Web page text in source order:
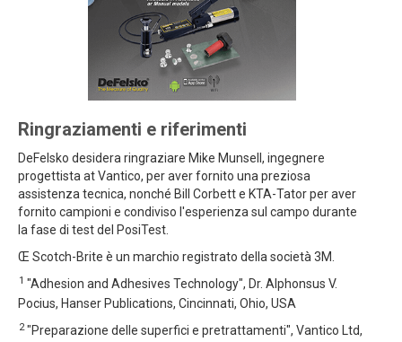
Ringraziamenti e riferimenti
DeFelsko desidera ringraziare Mike Munsell, ingegnere
progettista at Vantico, per aver fornito una preziosa
assistenza tecnica, nonché Bill Corbett e KTA-Tator per aver
fornito campioni e condiviso l'esperienza sul campo durante
la fase di test del PosiTest.
Œ Scotch-Brite è un marchio registrato della società 3M.
1 "Adhesion and Adhesives Technology", Dr. Alphonsus V.
Pocius, Hanser Publications, Cincinnati, Ohio, USA
2"Preparazione delle superfici e pretrattamenti", Vantico Ltd,